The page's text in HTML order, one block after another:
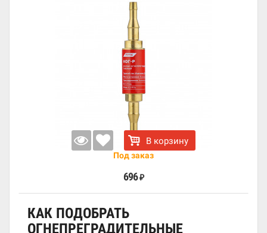
В корзину
Под заказ
696 ₽
КАК ПОДОБРАТЬ
ОГНЕПРЕГРАДИТЕЛЬНЫЕ